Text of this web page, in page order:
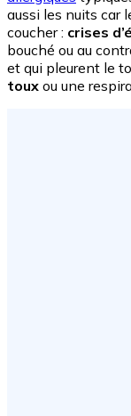
aussi les nuits car
coucher : crises
bouché ou au
et qui pleurent le
toux ou une